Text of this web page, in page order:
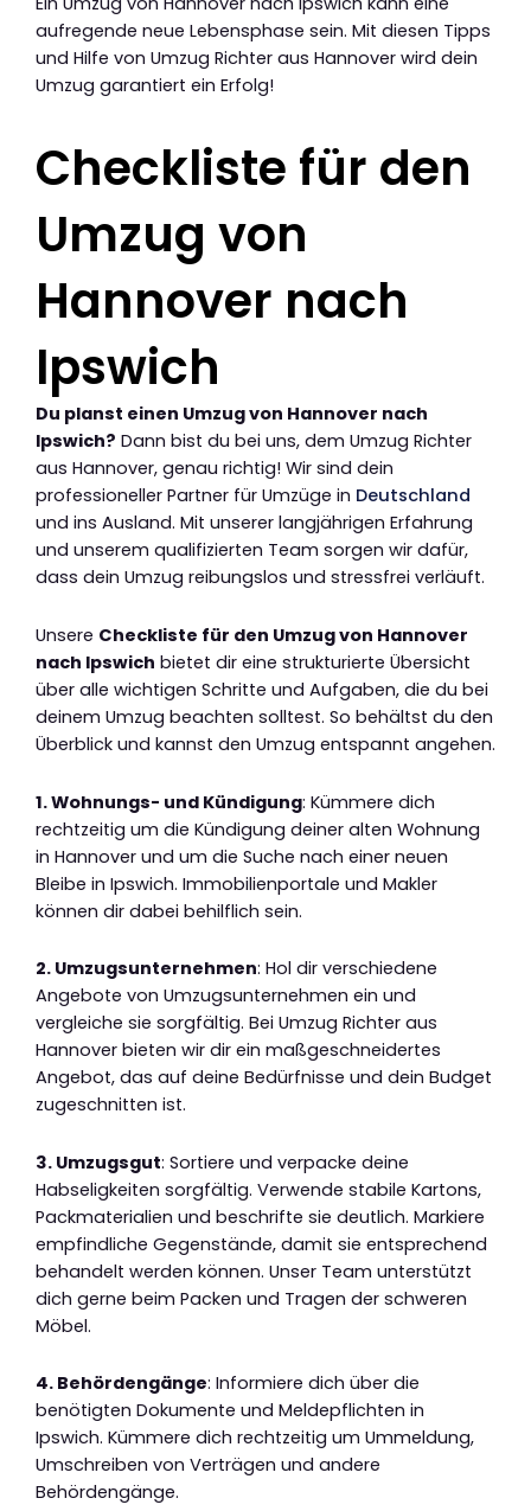
aufregende neue Lebensphase sein. Mit diesen Tipps
und Hilfe von Umzug Richter aus Hannover wird dein
Umzug garantiert ein Erfolg!
Checkliste für den
Umzug von
Hannover nach
Ipswich
Du planst einen Umzug von Hannover nach
Ipswich? Dann bist du bei uns, dem Umzug Richter
aus Hannover, genau richtig! Wir sind dein
professioneller Partner für Umzüge in Deutschland
und ins Ausland. Mit unserer langjährigen Erfahrung
und unserem qualifizierten Team sorgen wir dafür,
dass dein Umzug reibungslos und stressfrei verläuft.
Unsere Checkliste für den Umzug von Hannover
nach Ipswich bietet dir eine strukturierte Übersicht
über alle wichtigen Schritte und Aufgaben, die du bei
deinem Umzug beachten solltest. So behältst du den
Überblick und kannst den Umzug entspannt angehen.
1. Wohnungs- und Kündigung: Kümmere dich
rechtzeitig um die Kündigung deiner alten Wohnung
in Hannover und um die Suche nach einer neuen
Bleibe in Ipswich. Immobilienportale und Makler
können dir dabei behilflich sein.
2. Umzugsunternehmen: Hol dir verschiedene
Angebote von Umzugsunternehmen ein und
vergleiche sie sorgfältig. Bei Umzug Richter aus
Hannover bieten wir dir ein maßgeschneidertes
Angebot, das auf deine Bedürfnisse und dein Budget
zugeschnitten ist.
3. Umzugsgut: Sortiere und verpacke deine
Habseligkeiten sorgfältig. Verwende stabile Kartons,
Packmaterialien und beschrifte sie deutlich. Markiere
empfindliche Gegenstände, damit sie entsprechend
behandelt werden können. Unser Team unterstützt
dich gerne beim Packen und Tragen der schweren
Möbel.
4. Behördengänge: Informiere dich über die
benötigten Dokumente und Meldepflichten in
Ipswich. Kümmere dich rechtzeitig um Ummeldung,
Umschreiben von Verträgen und andere
Behördengänge.